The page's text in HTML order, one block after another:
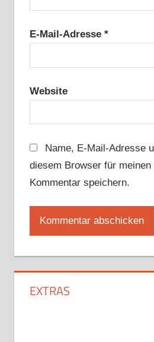
E-Mail-Adresse *
Website
Name, E-Mail-Adresse
diesem Browser für meinen
Kommentar speichern.
EXTRAS